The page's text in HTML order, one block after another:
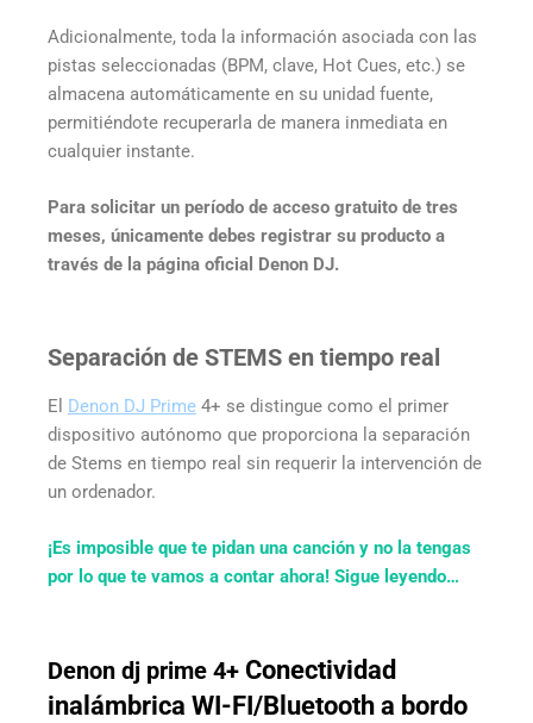
Adicionalmente, toda la información asociada con las
pistas seleccionadas (BPM, clave, Hot Cues, etc.) se
almacena automáticamente en su unidad fuente,
permitiéndote recuperarla de manera inmediata en
cualquier instante.
Para solicitar un período de acceso gratuito de tres
meses, únicamente debes registrar su producto a
través de la página oficial Denon DJ.
Separación de STEMS en tiempo real
El Denon DJ Prime 4+ se distingue como el primer
dispositivo autónomo que proporciona la separación
de Stems en tiempo real sin requerir la intervención de
un ordenador.
¡Es imposible que te pidan una canción y no la tengas
por lo que te vamos a contar ahora! Sigue leyendo…
Denon dj prime 4+ Conectividad
inalámbrica WI-FI/Bluetooth a bordo